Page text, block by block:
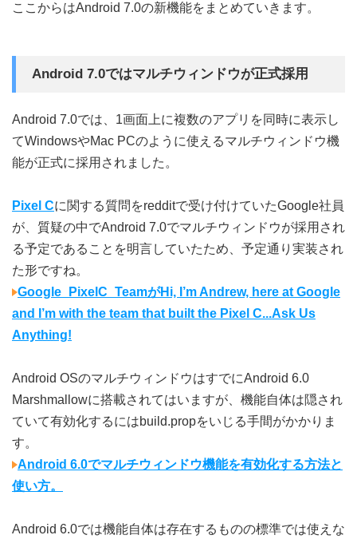
ここからはAndroid 7.0の新機能をまとめていきます。
Android 7.0ではマルチウィンドウが正式採用
Android 7.0では、1画面上に複数のアプリを同時に表示し
てWindowsやMac PCのように使えるマルチウィンドウ機
能が正式に採用されました。
Pixel Cに関する質問をredditで受け付けていたGoogle社員
が、質疑の中でAndroid 7.0でマルチウィンドウが採用され
る予定であることを明言していたため、予定通り実装され
た形ですね。
Google_PixelC_TeamがHi, I’m Andrew, here at Google
and I’m with the team that built the Pixel C...Ask Us
Anything!
Android OSのマルチウィンドウはすでにAndroid 6.0
Marshmallowに搭載されてはいますが、機能自体は隠され
ていて有効化するにはbuild.propをいじる手間がかかりま
す。
Android 6.0でマルチウィンドウ機能を有効化する方法と
使い方。
Android 6.0では機能自体は存在するものの標準では使えな